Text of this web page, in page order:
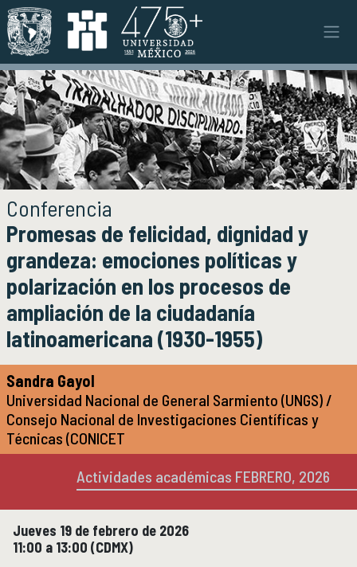
Pasar al contenido principal
Instituto
INSTITUTO
Objetivos y funciones
Misión y visión
Ejes estratégicos
Directorio y planta académica
Documentos institucionales
Órganos colegiados
Normatividad y gestiones
Investigación
INVESTIGACIÓN
Áreas de investigación e investigadores
Proyectos de investigación
Seminarios
Micrositios
Investigación posdoctoral
Actividades académicas
ACTIVIDADES ACADÉMICAS
Formación
FORMACIÓN
Posgrado
Olimpiadas
Conferencia
Promesas de felicidad, dignidad y
grandeza: emociones políticas y
polarización en los procesos de
ampliación de la ciudadanía
latinoamericana (1930-1955)
Sandra Gayol
Universidad Nacional de General Sarmiento (UNGS) /
Consejo Nacional de Investigaciones Científicas y
Técnicas (CONICET
Actividades académicas FEBRERO, 2026
Jueves 19 de febrero de 2026
11:00 a 13:00 (CDMX)